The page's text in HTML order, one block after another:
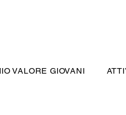
VALORE GIOVANI